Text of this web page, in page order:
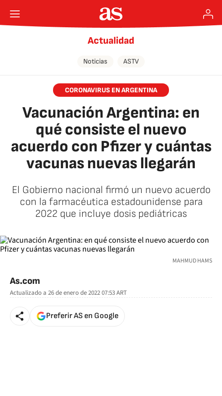
Actualidad
Noticias ASTV
CORONAVIRUS EN ARGENTINA
Vacunación Argentina: en
qué consiste el nuevo
acuerdo con Pfizer y cuántas
vacunas nuevas llegarán
El Gobierno nacional firmó un nuevo acuerdo
con la farmacéutica estadounidense para
2022 que incluye dosis pediátricas
MAHMUD HAMS
As.com
Actualizado a 26 de enero de 2022 07:53ART
Preferir AS en Google